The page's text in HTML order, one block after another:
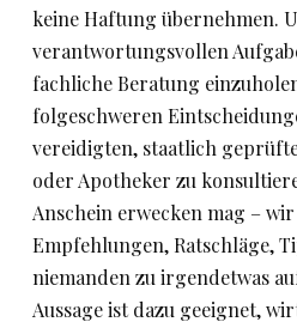
keine Haftung übernehmen.
verantwortungsvollen
fachliche Beratung
folgeschweren
vereidigten, staatlich
oder Apotheker zu
Anschein erwecken mag –
Empfehlungen, Ratschläge,
niemanden zu irgendetwas
Aussage ist dazu geeignet,